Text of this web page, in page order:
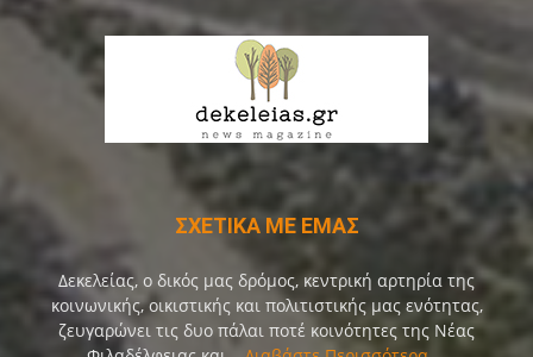
ΣΧΕΤΙΚΑ ΜΕ ΕΜΑΣ
Δεκελείας, ο δικός μας δρόμος, κεντρική αρτηρία της
κοινωνικής, οικιστικής και πολιτιστικής μας ενότητας,
ζευγαρώνει τις δυο πάλαι ποτέ κοινότητες της Νέας